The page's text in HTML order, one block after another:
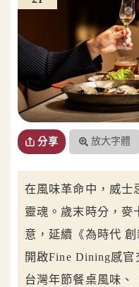
分享 放大字體
在風味革命中，威士
靈魂。歲末時分，麥
意，延續《為時代
開啟Fine Dining感
台灣年節餐桌風味、